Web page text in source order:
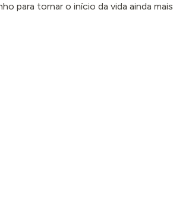
para tornar o início da vida ainda mais